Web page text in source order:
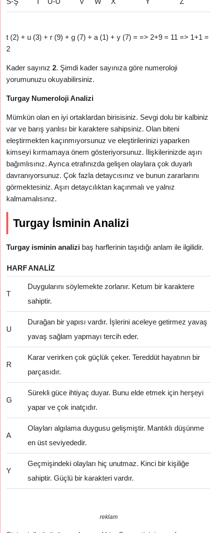
t (2) + u (3) + r (9) + g (7) + a (1) + y (7) = => 2+9 = 11 => 1+1 =
2
Kader sayınız2. Şimdi kader sayınıza göre numeroloji
yorumunuzu okuyabilirsiniz.
Turgay Numeroloji Analizi
Mümkün olan en iyi ortaklardan birisisiniz. Sevgi dolu bir kalbiniz
var ve barış yanlısı bir karaktere sahipsiniz. Olan biteni
eleştirmekten kaçınmıyorsunuz ve eleştirilerinizi yaparken
kimseyi kırmamaya önem gösteriyorsunuz. İlişkilerinizde aşırı
bağımlısınız. Ayrıca etrafınızda gelişen olaylara çok duyarlı
davranıyorsunuz. Çok fazla detaycısınız ve bunun zararlarını
görmektesiniz. Aşırı detaycılıktan kaçınmalı ve yalnız
kalmamalısınız.
Turgay İsminin Analizi
Turgay isminin analizi baş harflerinin taşıdığı anlam ile ilgilidir.
HARFANALIZ
T
Duygularını söylemekte zorlanır. Ketum bir karaktere
sahiptir.
U
Durağan bir yapısı vardır. İşlerini aceleye getirmez yavaş
yavaş sağlam yapmayı tercih eder.
R
Karar verirken çok güçlük çeker. Tereddüt hayatının bir
parçasıdır.
G
Sürekli güce ihtiyaç duyar. Bunu elde etmek için herşeyi
yapar ve çok inatçıdır.
A
Olayları algılama duygusu gelişmiştir. Mantıklı düşünme
en üst seviyededir.
Y
Geçmişindeki olayları hiç unutmaz. Kinci bir kişiliğe
sahiptir. Güçlü bir karakteri vardır.
reklam